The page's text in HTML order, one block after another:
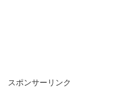
スポンサーリンク